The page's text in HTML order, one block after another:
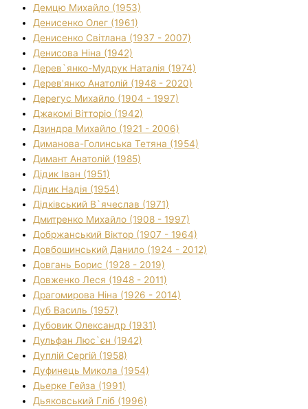
Демцю Михайло (1953)
Денисенко Олег (1961)
Денисенко Світлана (1937 - 2007)
Денисова Ніна (1942)
Дерев`янко-Мудрук Наталія (1974)
Дерев'янко Анатолій (1948 - 2020)
Дерегус Михайло (1904 - 1997)
Джакомі Вітторіо (1942)
Дзиндра Михайло (1921 - 2006)
Диманова-Голинська Тетяна (1954)
Димант Анатолій (1985)
Дідик Іван (1951)
Дідик Надія (1954)
Дідківський В`ячеслав (1971)
Дмитренко Михайло (1908 - 1997)
Добржанський Віктор (1907 - 1964)
Довбошинський Данило (1924 - 2012)
Довгань Борис (1928 - 2019)
Довженко Леся (1948 - 2011)
Драгомирова Ніна (1926 - 2014)
Дуб Василь (1957)
Дубовик Олександр (1931)
Дульфан Люс`єн (1942)
Дуплій Сергій (1958)
Дуфинець Микола (1954)
Дьерке Гейза (1991)
Дьяковський Гліб (1996)